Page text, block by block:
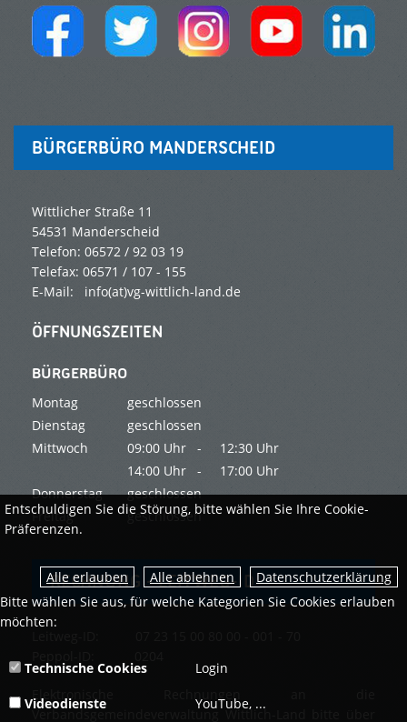
BÜRGERBÜRO MANDERSCHEID
Wittlicher Straße 11
54531 Manderscheid
Telefon: 06572 / 92 03 19
Telefax: 06571 / 107 - 155
E-Mail: info(at)vg-wittlich-land.de
ÖFFNUNGSZEITEN
BÜRGERBÜRO
Montag
geschlossen
Dienstag
geschlossen
Mittwoch
09:00 Uhr - 12:30 Uhr
14:00 Uhr -
17:00 Uhr
Donnerstag
geschlossen
Freitag
geschlossen
RECHNUNG - LEITWEG-ID
Elektronische Rechnungen an die
Verbandsgemeindeverwaltung Wittlich-Land bitte über
Entschuldigen Sie die Störung, bitte wählen Sie Ihre Cookie-
Präferenzen.
Datenschutzerklärung
Bitte wählen Sie aus, für welche Kategorien Sie Cookies erlauben
möchten:
Technische Cookies Login
Videodienste YouTube, ...